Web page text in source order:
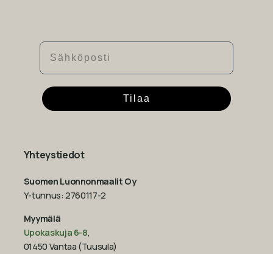
Sähköposti
Tilaa
Yhteystiedot
Suomen Luonnonmaalit Oy
Y-tunnus: 2760117-2
Myymälä
Upokaskuja 6-8,
01450 Vantaa (Tuusula)